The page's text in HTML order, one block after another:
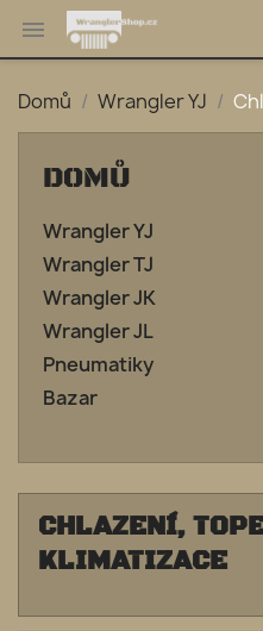

Domů Wrangler YJ
DOMŮ
Wrangler YJ
Wrangler TJ
Wrangler JK
Wrangler JL
Pneumatiky
Bazar
CHLAZENÍ,
KLIMATIZACE